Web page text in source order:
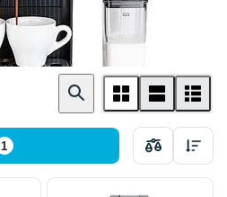
Machines à café
automatiques
1